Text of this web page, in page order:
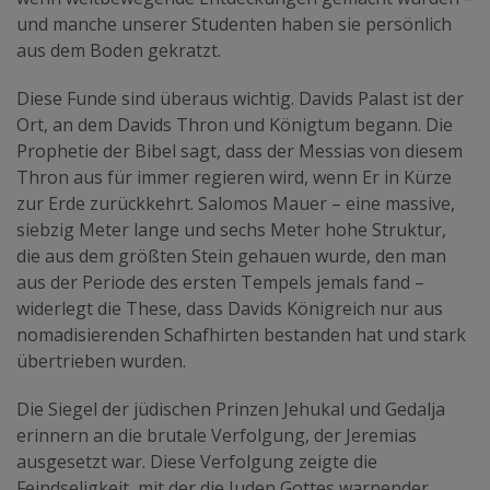
und manche unserer Studenten haben sie persönlich
aus dem Boden gekratzt.
Diese Funde sind überaus wichtig. Davids Palast ist der
Ort, an dem Davids Thron und Königtum begann. Die
Prophetie der Bibel sagt, dass der Messias von diesem
Thron aus für immer regieren wird, wenn Er in Kürze
zur Erde zurückkehrt. Salomos Mauer – eine massive,
siebzig Meter lange und sechs Meter hohe Struktur,
die aus dem größten Stein gehauen wurde, den man
aus der Periode des ersten Tempels jemals fand –
widerlegt die These, dass Davids Königreich nur aus
nomadisierenden Schafhirten bestanden hat und stark
übertrieben wurden.
Die Siegel der jüdischen Prinzen Jehukal und Gedalja
erinnern an die brutale Verfolgung, der Jeremias
ausgesetzt war. Diese Verfolgung zeigte die